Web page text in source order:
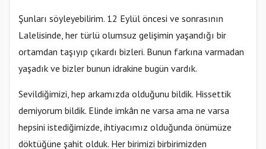
Şunları söyleyebilirim. 12 Eylül öncesi ve sonrasının
Lalelisinde, her türlü olumsuz gelişimin yaşandığı bir
ortamdan taşıyıp çıkardı bizleri. Bunun farkına varmadan
yaşadık ve bizler bunun idrakine bugün vardık.
Sevildiğimizi, hep arkamızda olduğunu bildik. Hissettik
demiyorum bildik. Elinde imkân ne varsa ama ne varsa
hepsini istediğimizde, ihtiyacımız olduğunda önümüze
döktüğüne şahit olduk. Her birimizi birbirimizden